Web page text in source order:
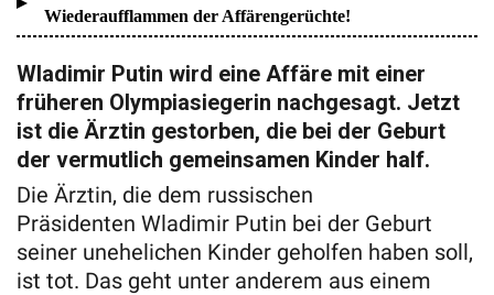
Wiederaufflammen der Affärengerüchte!
Wladimir Putin wird eine Affäre mit einer
früheren Olympiasiegerin nachgesagt. Jetzt
ist die Ärztin gestorben, die bei der Geburt
der vermutlich gemeinsamen Kinder half.
Die Ärztin, die dem russischen
Präsidenten Wladimir Putin bei der Geburt
seiner unehelichen Kinder geholfen haben soll,
ist tot. Das geht unter anderem aus einem